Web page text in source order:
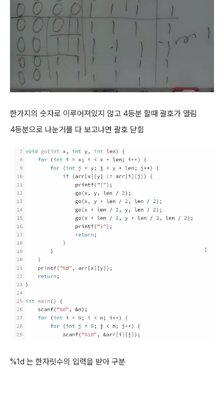
한가지의 숫자로 이루어져있지 않고 4등분 할때 괄호가 열림
4등분으로 나눈거를 다 보고나면 괄호 닫힘
%1d 는 한자릿수의 입력을 받아 구분